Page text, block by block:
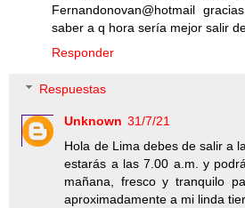
Fernandonovan@hotmail
saber a q hora sería mejor salir
Responder
Respuestas
Unknown 31/7/21
Hola de Lima debes de salir a
estarás a las 7.00 a.m. y
mañana, fresco y tranquilo
aproximadamente a mi linda